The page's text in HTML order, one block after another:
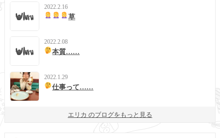
2022.2.16
草
2022.2.08
本質……
2022.1.29
仕事って……
エリカ のブログをもっと見る